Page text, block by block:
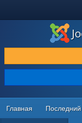
ЗАГРУЗКИ И
ДОКУМЕНТАЦИЯ И
СООБЩЕСТВО И
РЕСУРСЫ ДЛЯ
Главная